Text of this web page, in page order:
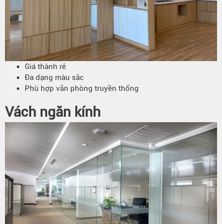
Giá thành rẻ
Đa dạng màu sắc
Phù hợp văn phòng truyền thống
Vách ngăn kính